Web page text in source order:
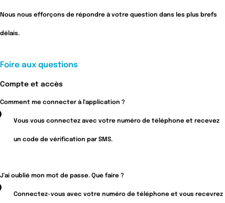
Nous nous efforçons de répondre à votre question dans les plus brefs
délais.
Foire aux questions
Compte et accès
Comment me connecter à l'application ?
Vous vous connectez avec votre numéro de téléphone et recevez
un code de vérification par SMS.
J'ai oublié mon mot de passe. Que faire ?
Connectez-vous avec votre numéro de téléphone et vous recevrez